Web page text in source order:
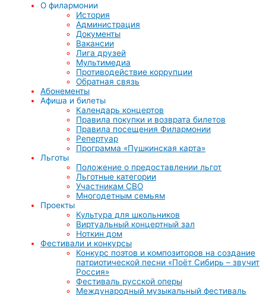
О филармонии
История
Администрация
Документы
Вакансии
Лига друзей
Мультимедиа
Противодействие коррупции
Обратная связь
Абонементы
Афиша и билеты
Календарь концертов
Правила покупки и возврата билетов
Правила посещения Филармонии
Репертуар
Программа «Пушкинская карта»
Льготы
Положение о предоставлении льгот
Льготные категории
Участникам СВО
Многодетным семьям
Проекты
Культура для школьников
Виртуальный концертный зал
Ноткин дом
Фестивали и конкурсы
Конкурс поэтов и композиторов на создание
патриотической песни «Поёт Сибирь – звучит
Россия»
Фестиваль русской оперы
Международный музыкальный фестиваль